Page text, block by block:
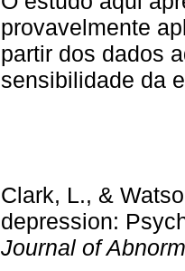
provavelmente
partir dos dados
sensibilidade da
Clark, L., &
depression:
Journal of